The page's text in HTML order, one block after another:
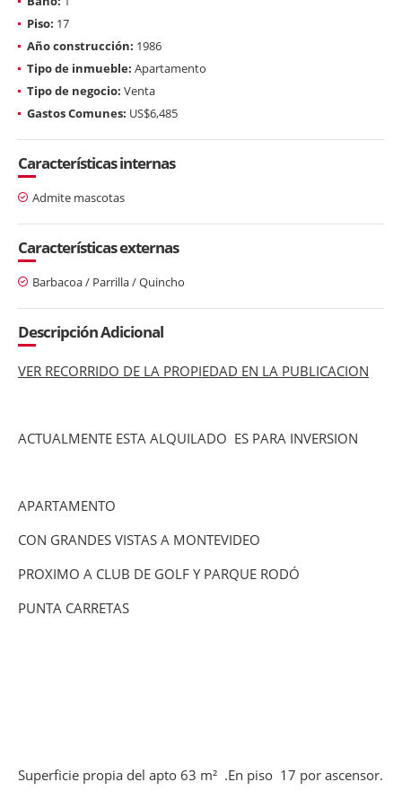
Piso: 17
Año construcción: 1986
Tipo de inmueble: Apartamento
Tipo de negocio: Venta
Gastos Comunes: US$6,485
Características internas
Admite mascotas
Características externas
Barbacoa / Parrilla / Quincho
Descripción Adicional
VER RECORRIDO DE LA PROPIEDAD EN LA PUBLICACION
ACTUALMENTE ESTA ALQUILADO ES PARA INVERSION
APARTAMENTO
CON GRANDES VISTAS A MONTEVIDEO
PROXIMO A CLUB DE GOLF Y PARQUE RODÓ
PUNTA CARRETAS
Superficie propia del apto 63 m² .En piso 17 por ascensor.